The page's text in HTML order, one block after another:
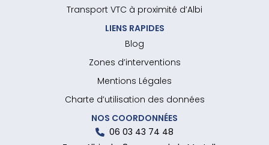
Transport VTC à proximité d’Albi
LIENS RAPIDES
Blog
Zones d’interventions
Mentions Légales
Charte d’utilisation des données
NOS COORDONNÉES
06 03 43 74 48